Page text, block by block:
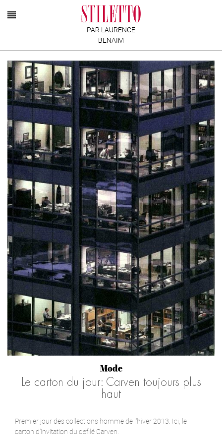
PAR LAURENCE
BENAIM
Mode
Le carton du jour: Carven toujours plus
haut
Premier jour des collections homme de l'hiver 2013. Ici, le
carton d'invitation du défilé Carven.